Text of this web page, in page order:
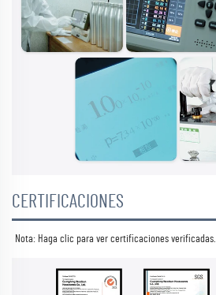
CERTIFICACIONES
Nota: Haga clic para ver certificaciones verificadas.